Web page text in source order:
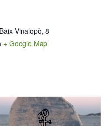
Vinalopò, 8
+ Google Map